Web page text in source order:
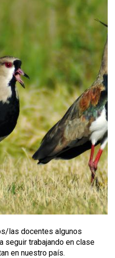
las docentes algunos
seguir trabajando en clase
en nuestro país.